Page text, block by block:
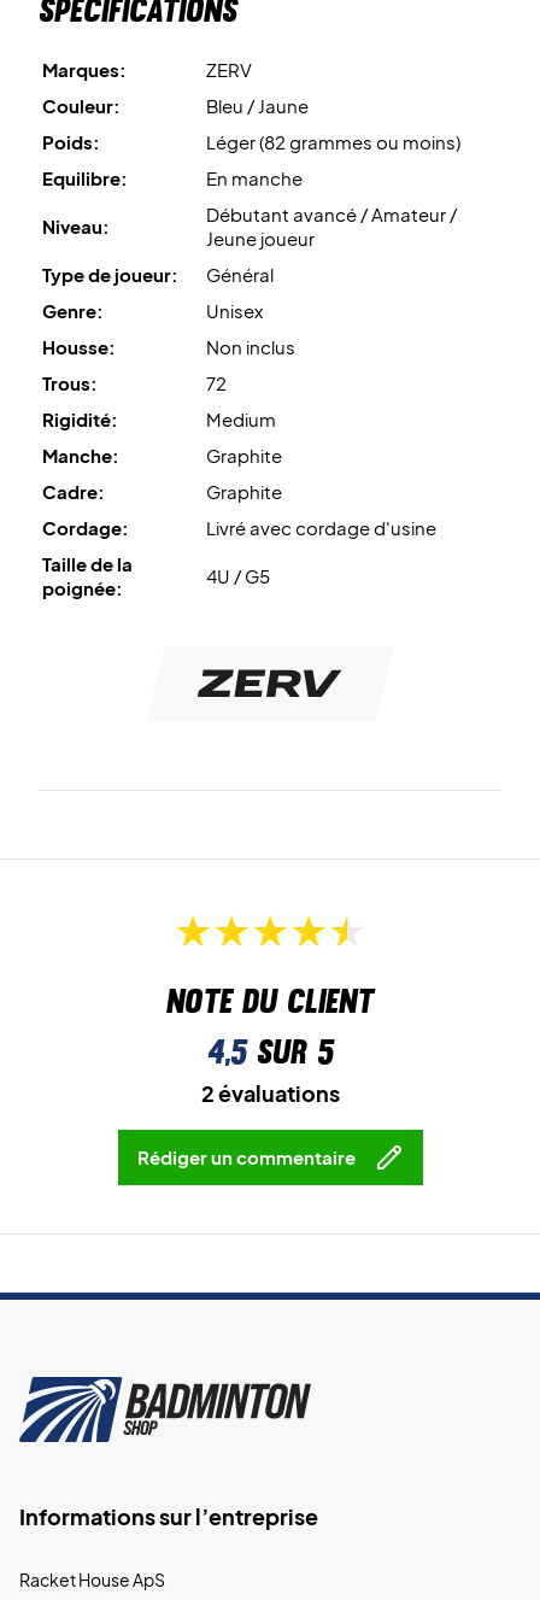
Spécifications
Marques:
ZERV
Couleur:
Bleu / Jaune
Poids:
Léger (82 grammes ou moins)
Equilibre:
En manche
Niveau:
Débutant avancé / Amateur /
Jeune joueur
Type de joueur:
Général
Genre:
Unisex
Housse:
Non inclus
Trous:
72
Rigidité:
Medium
Manche:
Graphite
Cadre:
Graphite
Cordage:
Livré avec cordage d'usine
Taille de la
poignée:
4U / G5
Note du client
4,5sur 5
2 évaluations
Rédiger un commentaire
Informations sur l’entreprise
Racket House ApS